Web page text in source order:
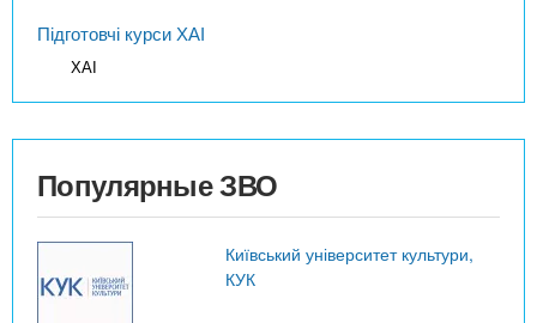
Підготовчі курси ХАІ
ХАІ
Популярные ЗВО
Київський університет культури,
КУК